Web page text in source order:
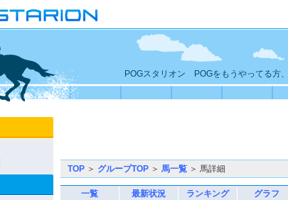
POGスタリオン POGをもうやってる方
TOP ＞ グループTOP ＞ 馬一覧 ＞ 馬詳細
一覧 最新状況 ランキング グラフ